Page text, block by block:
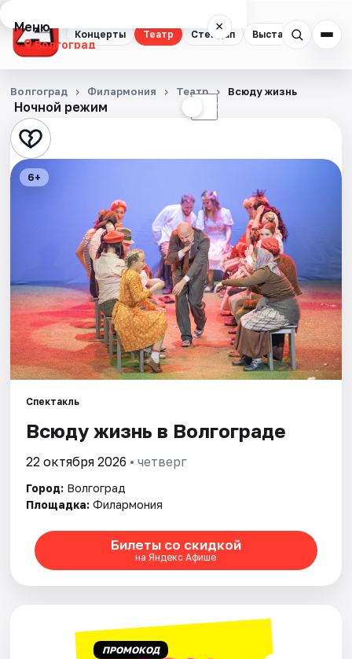
Концерты Театр Стендап Выставки
Меню ×
Волгоград
Концерты
Театр
Стендап
Экскурсии
Спорт
События
Площадки
Артисты
Рейтинги
Ночной режим ☾
Волгоград Филармония Театр Всюду жизнь
6+
Спектакль
Всюду жизнь в Волгограде
22 октября 2026 • четверг
Город: Волгоград
Площадка: Филармония
Билеты со скидкой
на Яндекс Афише
ПРОМОКОД